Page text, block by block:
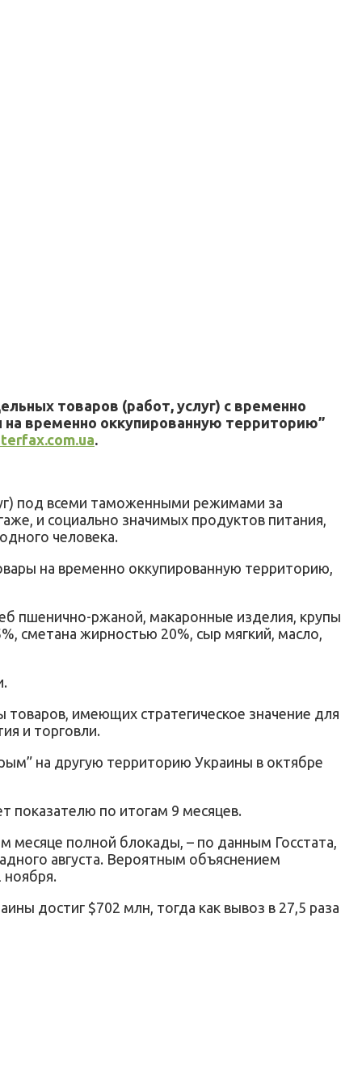
товаров (работ, услуг) с временно
временно оккупированную территорию”
.
под всеми таможенными режимами за
и социально значимых продуктов питания,
человека.
на временно оккупированную территорию,
пшенично-ржаной, макаронные изделия, крупы
сметана жирностью 20%, сыр мягкий, масло,
имеющих стратегическое значение для
и торговли.
на другую территорию Украины в октябре
показателю по итогам 9 месяцев.
месяце полной блокады, – по данным Госстата,
августа. Вероятным объяснением
ноября.
достиг $702 млн, тогда как вывоз в 27,5 раза